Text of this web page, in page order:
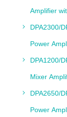
Amplifier
DPA2300/
Power
DPA1200/
Mixer
DPA2650/
Power